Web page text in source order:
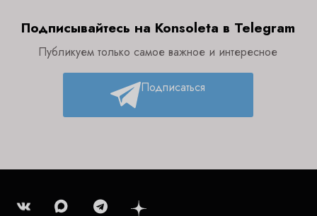
Подписывайтесь на Konsoleta в Telegram
Публикуем только самое важное и интересное
Подписаться